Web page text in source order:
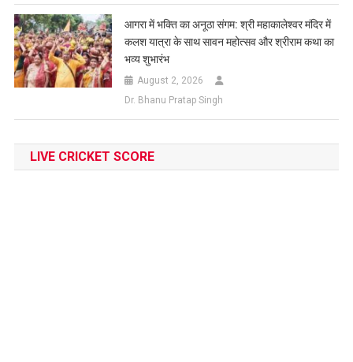
आगरा में भक्ति का अनूठा संगम: श्री महाकालेश्वर मंदिर में
कलश यात्रा के साथ सावन महोत्सव और श्रीराम कथा का
भव्य शुभारंभ
August 2, 2026
Dr. Bhanu Pratap Singh
LIVE CRICKET SCORE